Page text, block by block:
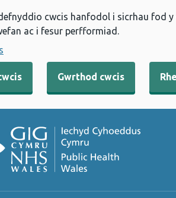
cwcis hanfodol i sicrhau fod
ac i fesur perfformiad.
Gwrthod cwcis